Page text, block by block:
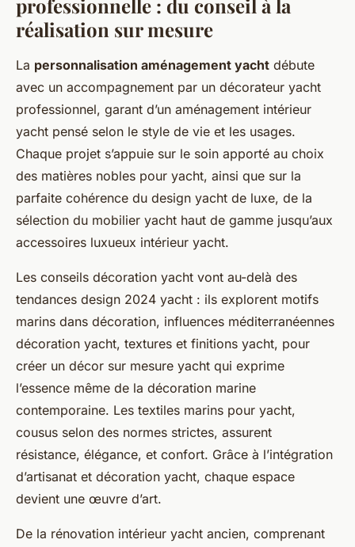
professionnelle : du conseil à la
réalisation sur mesure
La personnalisation aménagement yacht débute
avec un accompagnement par un décorateur yacht
professionnel, garant d’un aménagement intérieur
yacht pensé selon le style de vie et les usages.
Chaque projet s’appuie sur le soin apporté au choix
des matières nobles pour yacht, ainsi que sur la
parfaite cohérence du design yacht de luxe, de la
sélection du mobilier yacht haut de gamme jusqu’aux
accessoires luxueux intérieur yacht.
Les conseils décoration yacht vont au-delà des
tendances design 2024 yacht : ils explorent motifs
marins dans décoration, influences méditerranéennes
décoration yacht, textures et finitions yacht, pour
créer un décor sur mesure yacht qui exprime
l’essence même de la décoration marine
contemporaine. Les textiles marins pour yacht,
cousus selon des normes strictes, assurent
résistance, élégance, et confort. Grâce à l’intégration
d’artisanat et décoration yacht, chaque espace
devient une œuvre d’art.
De la rénovation intérieur yacht ancien, comprenant